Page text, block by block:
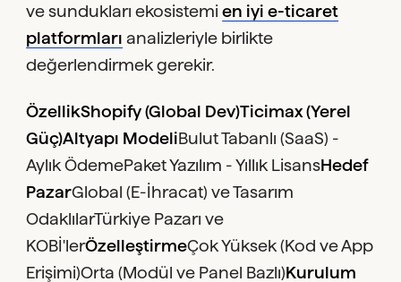
ve sundukları ekosistemien iyi e-ticaret
platformları analizleriyle birlikte
değerlendirmek gerekir.
ÖzellikShopify (Global Dev)Ticimax (Yerel
Güç)Altyapı ModeliBulut Tabanlı (SaaS) -
Aylık ÖdemePaket Yazılım - Yıllık LisansHedef
PazarGlobal (E-İhracat) ve Tasarım
OdaklılarTürkiye Pazarı ve
KOBİ'lerÖzelleştirmeÇok Yüksek (Kod ve App
Erişimi)Orta (Modül ve Panel Bazlı)Kurulum